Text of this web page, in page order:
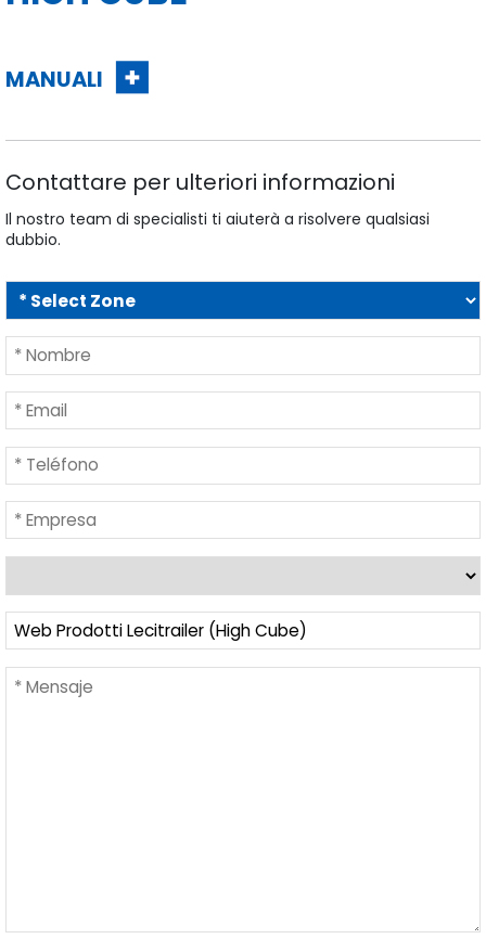
MANUALI
Contattare per ulteriori informazioni
Il nostro team di specialisti ti aiuterà a risolvere qualsiasi
dubbio.